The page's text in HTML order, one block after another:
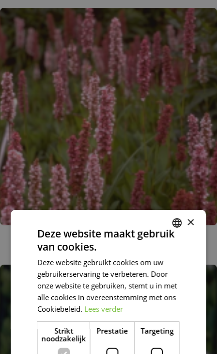
Duizendknoop
Persicaria affinis 'Darjeeling Red'
×
Deze website maakt gebruik
van cookies.
Deze website gebruikt cookies om uw
gebruikerservaring te verbeteren. Door
onze website te gebruiken, stemt u in met
alle cookies in overeenstemming met ons
Cookiebeleid. Lees verder
Strikt
noodzakelijk
Prestatie Targeting